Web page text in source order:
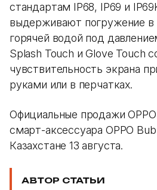
стандартам IP68, IP69 и
выдерживают погружение в
горячей водой под
Splash Touch и Glove Touch
чувствительность экрана
руками или в перчатках.
Официальные продажи OPPO
смарт-аксессуара OPPO
Казахстане 13 августа.
АВТОР СТАТЬИ